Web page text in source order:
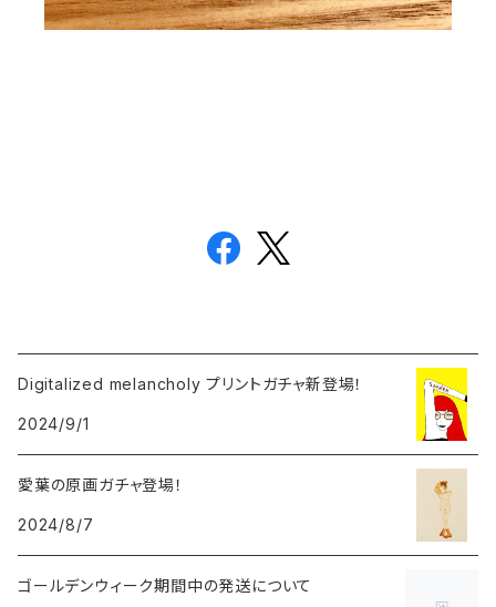
Digitalized melancholy プリントガチャ新登場！
2024/9/1
愛葉の原画ガチャ登場！
2024/8/7
ゴールデンウィーク期間中の発送について